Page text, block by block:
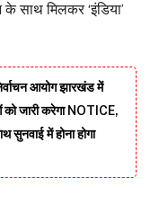
के साथ मिलकर ‘इंडिया’
आयोग झारखंड में
जारी करेगा NOTICE,
में होना होगा